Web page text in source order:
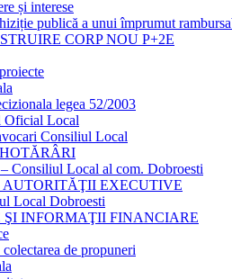
și interese
publică a unui împrumut
CORP NOU P+2E
legea 52/2003
Oficial Local
Consiliul Local
– Consiliul Local al com. Dobroesti
AUTORITĂŢII EXECUTIVE
Local Dobroesti
ŞI INFORMAŢII FINANCIARE
de propuneri